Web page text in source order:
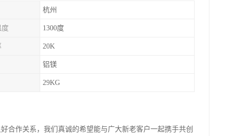
杭州
度 1300度
20K
铝镁
29KG
合作关系，我们真诚的希望能与广大新老客户一起携手共创